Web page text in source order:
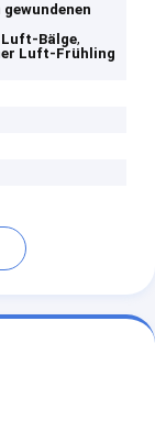
Luft-Bälge,
Luft-Frühling